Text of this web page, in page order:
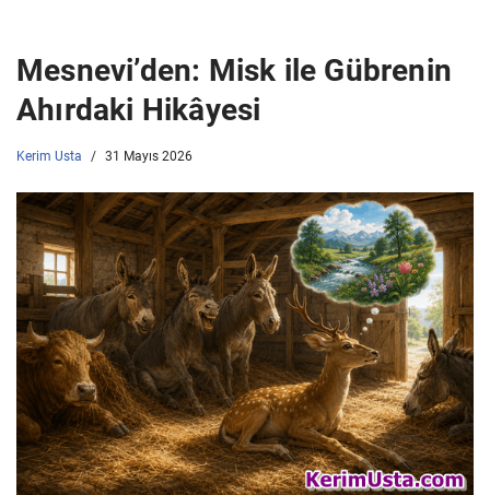
Mesnevi’den: Misk ile Gübrenin
Ahırdaki Hikâyesi
Kerim Usta 31 Mayıs 2026